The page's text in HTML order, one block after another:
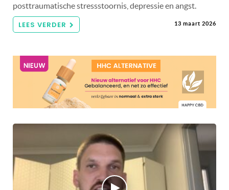
posttraumatische stressstoornis, depressie en angst.
LEES VERDER 13 maart 2026